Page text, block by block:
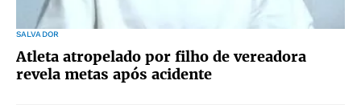
SALVADOR
Atleta atropelado por filho de vereadora
revela metas após acidente